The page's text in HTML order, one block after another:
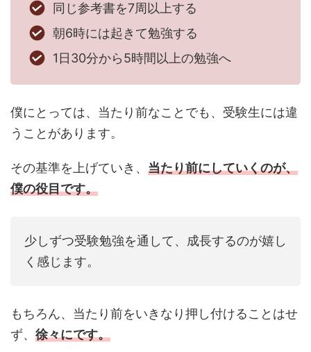
同じ参考書を7周以上する
朝6時には起きて勉強する
1日30分から5時間以上の勉強へ
僕にとっては、当たり前なことでも、受験生には違
うことがあります。
その基準を上げていき、 当たり前にしていくのが、
僕の役目です。
少しずつ受験勉強を通して、成長するのが嬉し
く感じます。
もちろん、当たり前をいきなり押し付けることはせ
ず、 徐々にです。